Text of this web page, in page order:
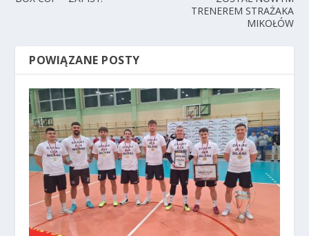
TRENEREM STRAŻAKA
MIKOŁÓW
POWIĄZANE POSTY